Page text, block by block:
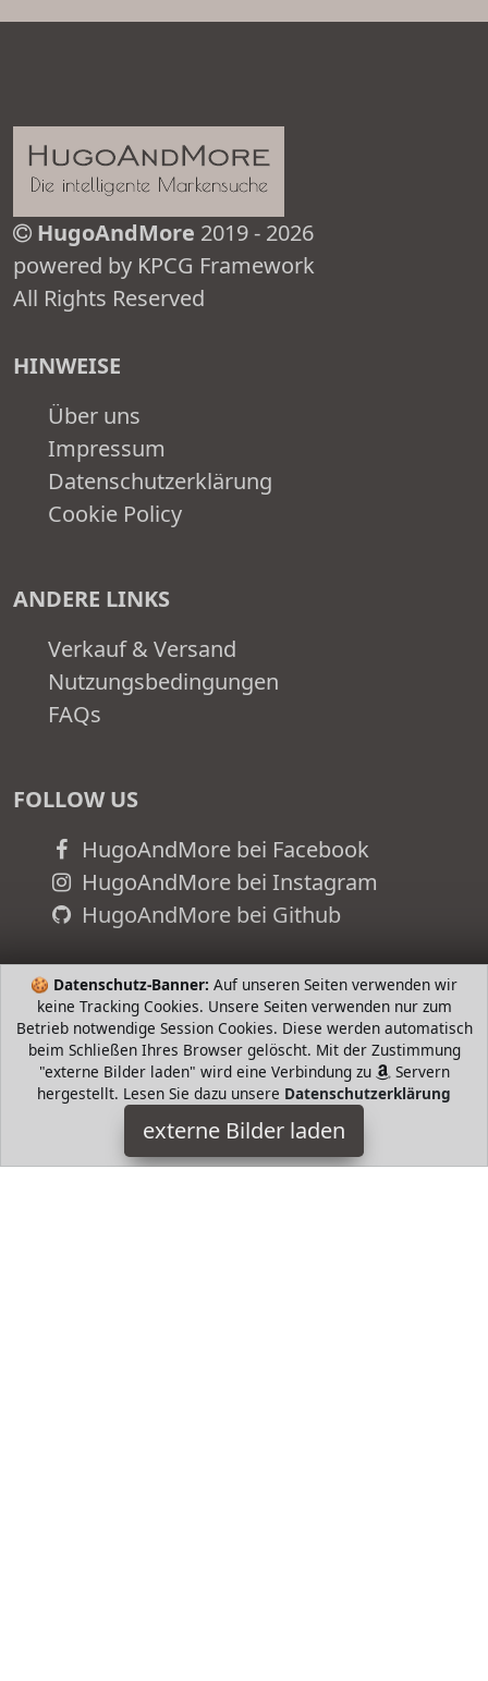
🍪 Datenschutz-Banner: Auf unseren Seiten verwenden wir
keine Tracking Cookies. Unsere Seiten verwenden nur zum
Betrieb notwendige Session Cookies. Diese werden automatisch
beim Schließen Ihres Browser gelöscht. Mit der Zustimmung
"externe Bilder laden" wird eine Verbindung zu
Servern
hergestellt. Lesen Sie dazu unsere Datenschutzerklärung
externe Bilder laden
HugoAndMore 2019 - 2026
powered by KPCG Framework
All Rights Reserved
HINWEISE
Über uns
Impressum
Datenschutzerklärung
Cookie Policy
ANDERE LINKS
Verkauf & Versand
Nutzungsbedingungen
FAQs
FOLLOW US
HugoAndMore bei Facebook
HugoAndMore bei Instagram
HugoAndMore bei Github
adidas